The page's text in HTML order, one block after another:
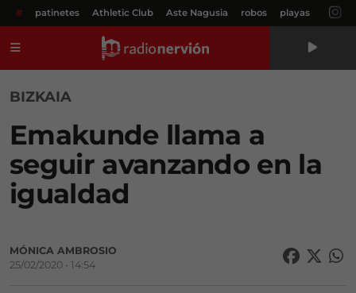
# patinetes Athletic Club Aste Nagusia robos playas
BIZKAIA
Emakunde llama a
seguir avanzando en la
igualdad
MÓNICA AMBROSIO
25/02/2020 • 14:54